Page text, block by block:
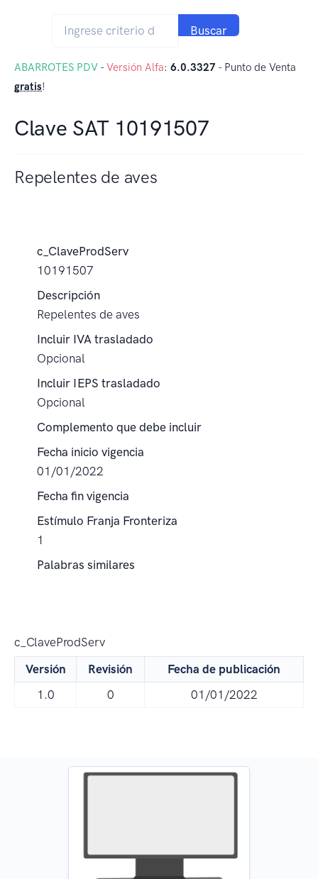
Buscar
ABARROTES PDV -Versión Alfa: 6.0.3327 - Punto de Venta
gratis!
Clave SAT 10191507
Repelentes de aves
c_ClaveProdServ
10191507
Descripción
Repelentes de aves
Incluir IVA trasladado
Opcional
Incluir IEPS trasladado
Opcional
Complemento que debe incluir
Fecha inicio vigencia
01/01/2022
Fecha fin vigencia
Estímulo Franja Fronteriza
1
Palabras similares
c_ClaveProdServ
Versión
Revisión
Fecha de publicación
1.0
0 01/01/2022